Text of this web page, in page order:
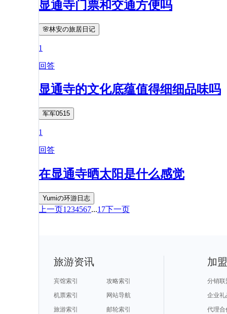
显通寺门票和交通方便吗
🌸林安の旅居日记
1
回答
显通寺的文化底蕴值得细细品味吗
军军0515
1
回答
在显通寺晒太阳是什么感觉
Yumiの环游日志
上一页1 234567...17下一页
旅游资讯
宾馆索引
攻略索引
机票索引
网站导航
旅游索引
邮轮索引
加
分销联
企业礼
代理合